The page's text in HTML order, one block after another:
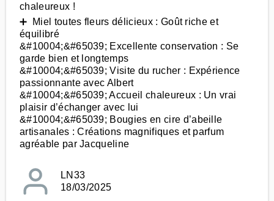
chaleureux !
➕ Miel toutes fleurs délicieux : Goût riche et
équilibré
&#10004;&#65039; Excellente conservation : Se
garde bien et longtemps
&#10004;&#65039; Visite du rucher : Expérience
passionnante avec Albert
&#10004;&#65039; Accueil chaleureux : Un vrai
plaisir d’échanger avec lui
&#10004;&#65039; Bougies en cire d’abeille
artisanales : Créations magnifiques et parfum
agréable par Jacqueline
LN33
18/03/2025